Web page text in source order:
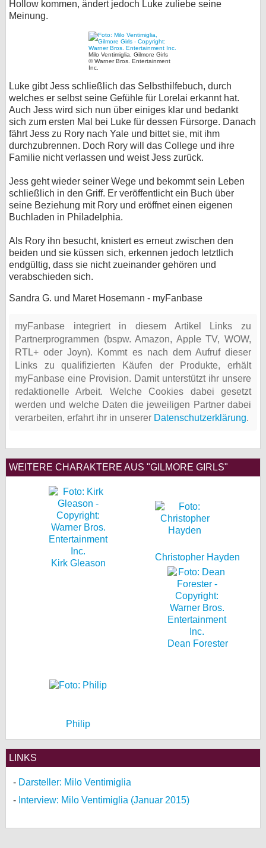
Hollow kommen, ändert jedoch Luke zuliebe seine
Meinung.
Milo Ventimiglia, Gilmore Girls
© Warner Bros. Entertainment
Inc.
Luke gibt Jess schließlich das Selbsthilfebuch, durch
welches er selbst seine Gefühle für Lorelai erkannt hat.
Auch Jess wird sich nun über einiges klar und bedankt
sich zum ersten Mal bei Luke für dessen Fürsorge. Danach
fährt Jess zu Rory nach Yale und bittet sie, mit ihm
durchzubrennen. Doch Rory will das College und ihre
Familie nicht verlassen und weist Jess zurück.
Jess geht wieder seiner Wege und bekommt sein Leben
schließlich in den Griff. Er veröffentlicht ein Buch über
seine Beziehung mit Rory und eröffnet einen eigenen
Buchladen in Philadelphia.
Als Rory ihn besucht, knistert es erneut zwischen den
beiden und sie küssen sich, erkennen jedoch letztlich
endgültig, dass sie nicht zueinander gehören und
verabschieden sich.
Sandra G. und Maret Hosemann - myFanbase
myFanbase integriert in diesem Artikel Links zu
Partnerprogrammen (bspw. Amazon, Apple TV, WOW,
RTL+ oder Joyn). Kommt es nach dem Aufruf dieser
Links zu qualifizierten Käufen der Produkte, erhält
myFanbase eine Provision. Damit unterstützt ihr unsere
redaktionelle Arbeit. Welche Cookies dabei gesetzt
werden und welche Daten die jeweiligen Partner dabei
verarbeiten, erfahrt ihr in unserer Datenschutzerklärung.
WEITERE CHARAKTERE AUS "GILMORE GIRLS"
Kirk Gleason
Christopher Hayden
Dean Forester
Philip
LINKS
Darsteller: Milo Ventimiglia
Interview: Milo Ventimiglia (Januar 2015)